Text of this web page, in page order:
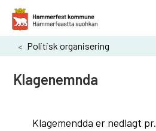
H
a
m
m
Du
her:
Politisk organisering
Klagenemnda
Klagemendda er nedlagt pr.